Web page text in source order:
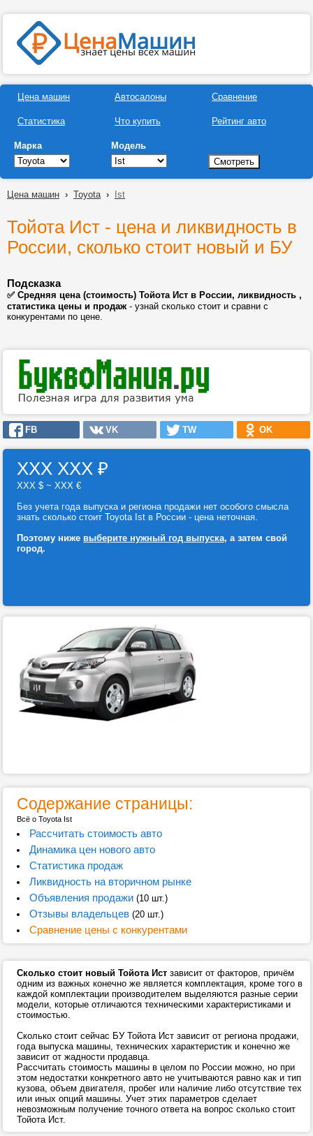
Цена машин
Статистика
Автосалоны
Что купить
Сравнение
Рейтинг авто
Марка Модель
Цена машин › Toyota› Ist
Тойота Ист - цена и ликвидность в
России, сколько стоит новый и БУ
Подсказка
✅ Средняя цена (стоимость) Тойота Ист в России, ликвидность ,
статистика цены и продаж- узнай сколько стоит и сравни с
конкурентами по цене.
FB VK TW OK
ХХХ ХХХ ₽
ХХХ $ ~ ХХХ €
Без учета года выпуска и региона продажи нет особого смысла
знать сколько стоит Toyota Ist в России - цена неточная.
Поэтому ниже выберите нужный год выпуска, а затем свой
город.
Содержание страницы:
Всё о Toyota Ist
Рассчитать стоимость авто
Динамика цен нового авто
Статистика продаж
Ликвидность на вторичном рынке
Объявления продажи(10 шт.)
Отзывы владельцев(20 шт.)
Сравнение цены с конкурентами
Сколько стоит новый Тойота Ист зависит от факторов, причём
одним из важных конечно же является комплектация, кроме того в
каждой комплектации производителем выделяются разные серии
модели, которые отличаются техническими характеристиками и
стоимостью.
Сколько стоит сейчас БУ Тойота Ист зависит от региона продажи,
года выпуска машины, технических характеристик и конечно же
зависит от жадности продавца.
Рассчитать стоимость машины в целом по России можно, но при
этом недостатки конкретного авто не учитываются равно как и тип
кузова, объем двигателя, пробег или наличие либо отсутствие тех
или иных опций машины. Учет этих параметров сделает
невозможным получение точного ответа на вопрос сколько стоит
Тойота Ист.